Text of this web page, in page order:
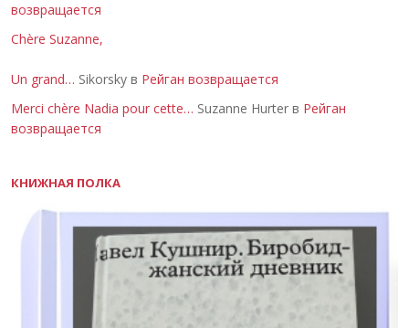
возвращается
Chère Suzanne,
Un grand… Sikorsky в Рейган возвращается
Merci chère Nadia pour cette… Suzanne Hurter в Рейган
возвращается
КНИЖНАЯ ПОЛКА